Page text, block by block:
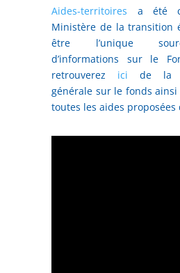
Aides-territoires a été
Ministère de la transition
être l’unique
d’informations sur le
retrouverez ici de la
générale sur le fonds
toutes les aides proposées